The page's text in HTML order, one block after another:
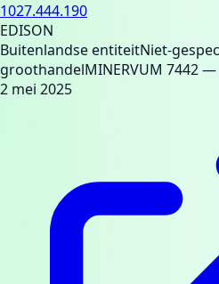
1027.444.190
EDISON
Buitenlandse entiteitNiet-
groothandelMINERVUM 7442—
2 mei 2025